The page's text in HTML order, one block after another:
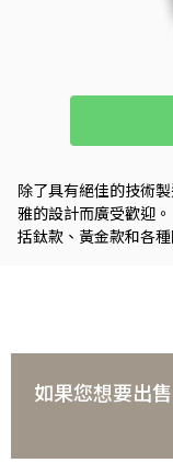
除了具有絕佳的技術
雅的設計而廣受歡迎
括鈦款、黃金款和各種
如果您想要出